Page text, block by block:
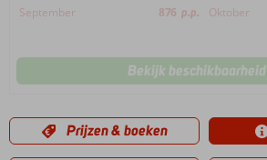
September 876 p.p. Oktober
Bekijk beschikbaarheid
Prijzen & boeken